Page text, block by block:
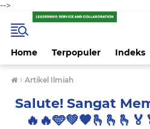
-->
Home Terpopuler Indeks
› Artikel Ilmiah
Salute! Sangat